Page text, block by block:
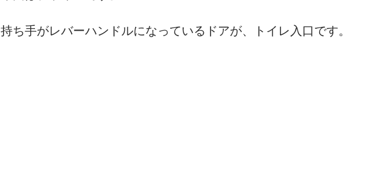
持ち手がレバーハンドルになっているドアが、トイレ入口です。